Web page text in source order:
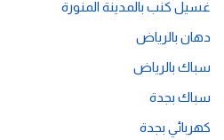
غسيل كنب بالمدينة المنورة
دهان بالرياض
سباك بالرياض
سباك بجدة
كهربائي بجدة